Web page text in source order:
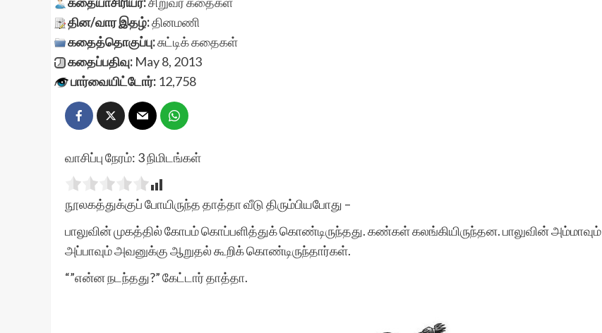
தின/வார இதழ்:தினமணி
கதைத்தொகுப்பு:சுட்டிக் கதைகள்
கதைப்பதிவு: May 8, 2013
பார்வையிட்டோர்: 12,758
வாசிப்பு நேரம்: 3நிமிடங்கள்
நூலகத்துக்குப் போயிருந்த தாத்தா வீடு திரும்பியபோது –
பாலுவின் முகத்தில் கோபம் கொப்பளித்துக் கொண்டிருந்தது. கண்கள் கலங்கியிருந்தன. பாலுவின் அம்மாவும்
அப்பாவும் அவனுக்கு ஆறுதல் கூறிக் கொண்டிருந்தார்கள்.
“”என்ன நடந்தது?” கேட்டார் தாத்தா.